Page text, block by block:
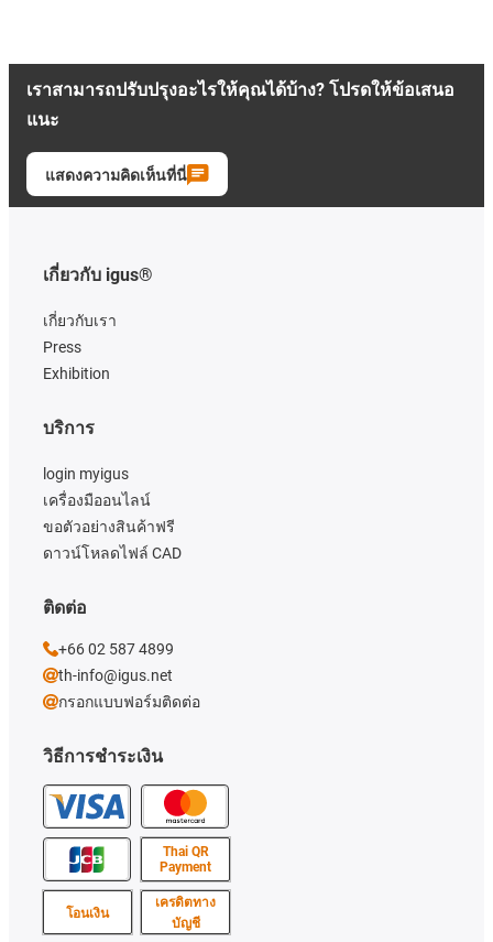
เราสามารถปรับปรุงอะไรให้คุณได้บ้าง? โปรดให้ข้อเสนอ
แนะ
แสดงความคิดเห็นที่นี่
เกี่ยวกับ igus®
เกี่ยวกับเรา
Press
Exhibition
วิธีการชำระเงิน
Thai QR
Payment
โอนเงิน
เครดิตทาง
บัญชี
บริการ
login myigus
เครื่องมืออนไลน์
ขอตัวอย่างสินค้าฟรี
ดาวน์โหลดไฟล์ CAD
ติดต่อ
+66 02 587 4899
th-info@igus.net
กรอกแบบฟอร์มติดต่อ